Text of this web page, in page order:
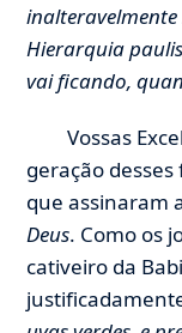
Hierarquia
vai ficando,
Vossas
geração
que assinaram
Deus. Como os
cativeiro da